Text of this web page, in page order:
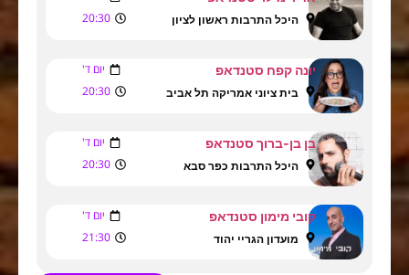
היכל התרבות ראשון לציון 20:30
יונה קפח סטנדאפ יום ד'
בית ציוני אמריקה תל אביב 20:30
בן בן-ברוך סטנדאפ יום ד'
היכל התרבות כפר סבא 20:30
קובי מימון סטנדאפ יום ד'
מועדון הגריי יהוד 21:30